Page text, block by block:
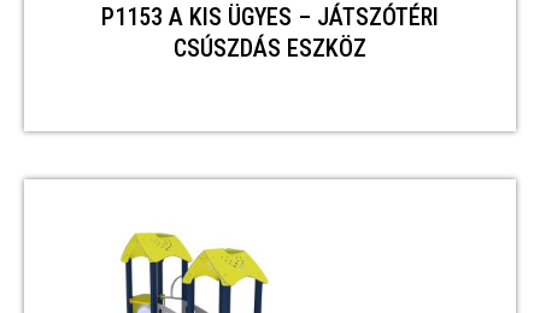
P1153 A KIS ÜGYES – JÁTSZÓTÉRI
CSÚSZDÁS ESZKÖZ